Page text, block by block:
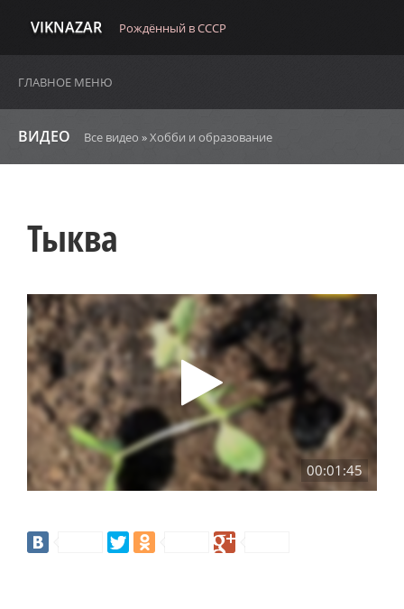
VIKNAZAR Рождённый в СССР
ГЛАВНОЕ МЕНЮ
ВИДЕО Все видео »Хобби и образование
Тыква
00:01:45